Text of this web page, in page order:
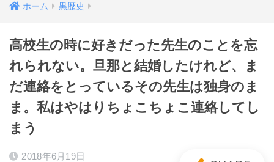
ホーム 黒歴史
高校生の時に好きだった先生のことを忘
れられない。旦那と結婚したけれど、ま
だ連絡をとっているその先生は独身のま
ま。私はやはりちょこちょこ連絡してし
まう
2018年6月19日